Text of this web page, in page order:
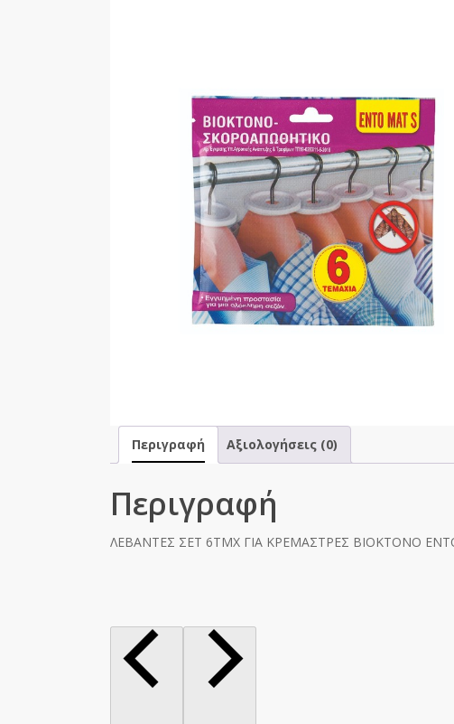
Περιγραφή Αξιολογήσεις (0)
Περιγραφή
ΛΕΒΑΝΤΕΣ ΣΕΤ 6ΤΜΧ ΓΙΑ ΚΡΕΜΑΣΤΡΕΣ ΒΙΟΚΤΟΝΟ